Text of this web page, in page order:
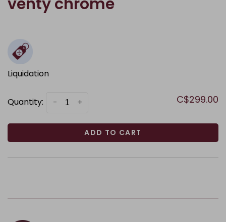
Liquidation
Quantity: +
- C$299.00
ADD TO CART